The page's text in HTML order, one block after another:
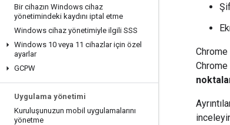
Bir cihazın Windows cihaz
yönetimindeki kaydını iptal etme
Windows cihaz yönetimiyle ilgili SSS
Windows 10 veya 11 cihazlar için özel
ayarlar
GCPW
Uygulama yönetimi
Kuruluşunuzun mobil uygulamalarını
yönetme
Chrome